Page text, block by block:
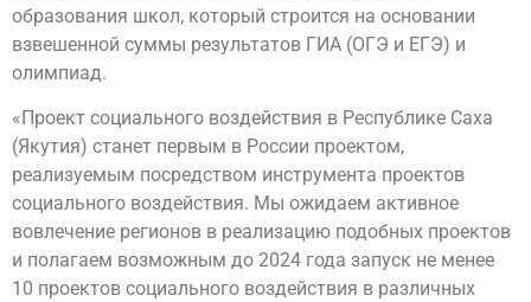
образования школ, который строится на основании
взвешенной суммы результатов ГИА (ОГЭ и ЕГЭ) и
олимпиад.
«Проект социального воздействия в Республике Саха
(Якутия) станет первым в России проектом,
реализуемым посредством инструмента проектов
социального воздействия. Мы ожидаем активное
вовлечение регионов в реализацию подобных проектов
и полагаем возможным до 2024 года запуск не менее
10 проектов социального воздействия в различных